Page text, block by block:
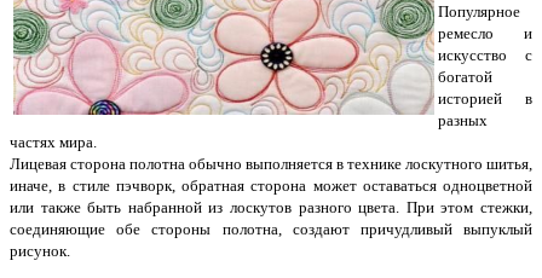
Популярное
ремесло и
искусство с
богатой
историей в
разных
частях мира.
Лицевая сторона полотна обычно выполняется в технике лоскутного шитья,
иначе, в стиле пэчворк, обратная сторона может оставаться одноцветной
или также быть набранной из лоскутов разного цвета. При этом стежки,
соединяющие обе стороны полотна, создают причудливый выпуклый
рисунок.